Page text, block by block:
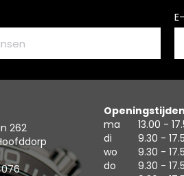
262
Openingstijden
ma
13.00 -
di
9.30 -
wo
9.30 -
do
9.30 -